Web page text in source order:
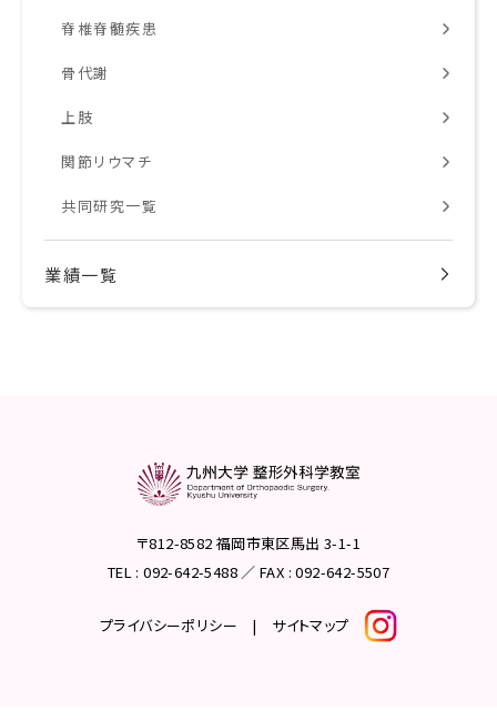
脊椎脊髄疾患
骨代謝
上肢
関節リウマチ
共同研究一覧
業績一覧
〒812-8582 福岡市東区馬出 3-1-1
TEL : 092-642-5488 ／ FAX : 092-642-5507
プライバシーポリシー | サイトマップ